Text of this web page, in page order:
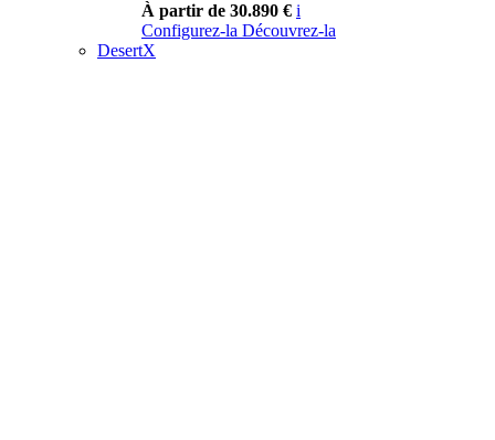
À partir de 30.890 € i
Configurez-la Découvrez-la
DesertX